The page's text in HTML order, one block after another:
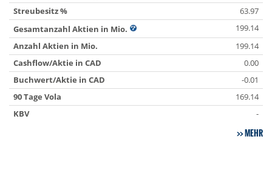
Streubesitz %
63.97
Gesamtanzahl Aktien in Mio.
199.14
Anzahl Aktien in Mio.
199.14
Cashflow/Aktie in CAD
0.00
Buchwert/Aktie in CAD
-0.01
90 Tage Vola
169.14
KBV
-
MEHR